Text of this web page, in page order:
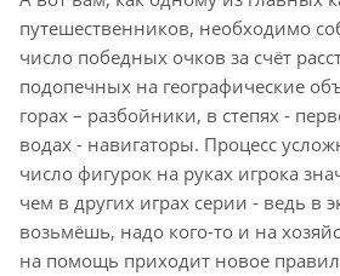
путешественников, необходимо
число победных очков за счёт
подопечных на географические
горах – разбойники, в степях -
водах - навигаторы. Процесс
число фигурок на руках игрока
чем в других играх серии - ведь в
возьмёшь, надо кого-то и на
на помощь приходит новое